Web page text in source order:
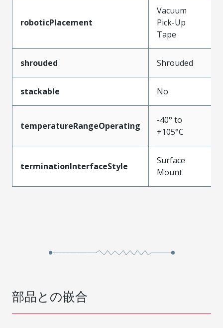
roboticPlacement
Vacuum
Pick-Up
Tape
shrouded Shrouded
stackable No
temperatureRangeOperating
-40° to
+105°C
terminationInterfaceStyle
Surface
Mount
部品との嵌合